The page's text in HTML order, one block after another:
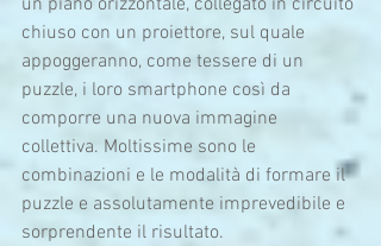
chiuso con un proiettore, sul quale
appoggeranno, come tessere di un
puzzle, i loro smartphone così da
comporre una nuova immagine
collettiva. Moltissime sono le
combinazioni e le modalità di formare il
puzzle e assolutamente imprevedibile e
sorprendente il risultato.